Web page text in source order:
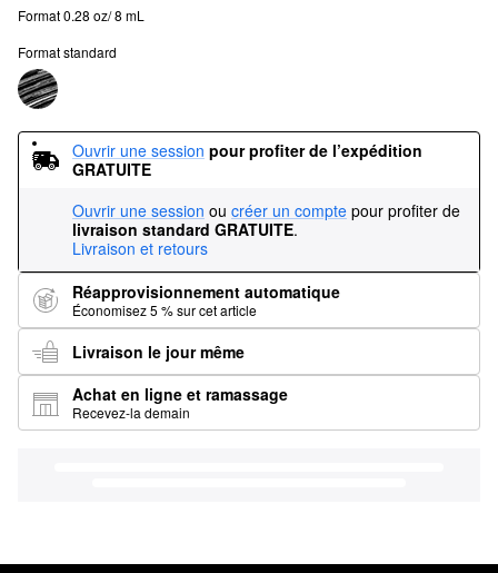
Format 0.28 oz/ 8 mL
Format standard
Ouvrir une session pour profiter de l’expédition
GRATUITE
Ouvrir une session ou créer un compte pour profiter de
livraison standard GRATUITE.
Livraison et retours
Réapprovisionnement automatique
Économisez 5 % sur cet article
Livraison le jour même
Achat en ligne et ramassage
Recevez-la demain